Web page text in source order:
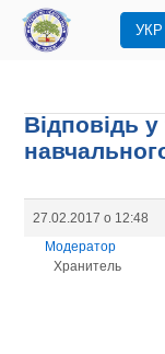
УКР
Відповідь
27.02.2017 о 12:48
Модератор
Хранитель